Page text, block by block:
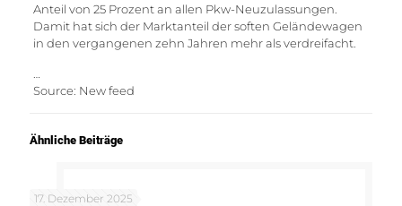
Anteil von 25 Prozent an allen Pkw-Neuzulassungen.
Damit hat sich der Marktanteil der soften Geländewagen
in den vergangenen zehn Jahren mehr als verdreifacht.
Source: New feed
Ähnliche Beiträge
17. Dezember 2025